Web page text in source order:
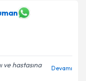
ve hastasına
Devamı